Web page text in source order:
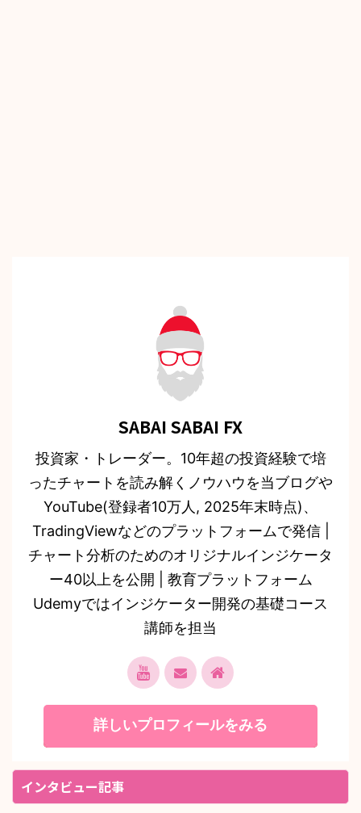
SABAI SABAI FX
投資家・トレーダー。10年超の投資経験で培
ったチャートを読み解くノウハウを当ブログや
YouTube(登録者10万人, 2025年末時点)、
TradingViewなどのプラットフォームで発信 |
チャート分析のためのオリジナルインジケータ
ー40以上を公開 | 教育プラットフォーム
Udemyではインジケーター開発の基礎コース
講師を担当
詳しいプロフィールをみる
インタビュー記事